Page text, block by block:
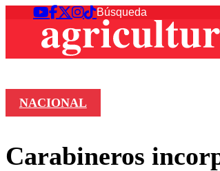
NACIONAL
Carabineros